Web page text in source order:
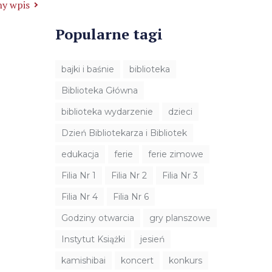
wpis
Popularne tagi
bajki i baśnie
biblioteka
Biblioteka Główna
biblioteka wydarzenie
dzieci
Dzień Bibliotekarza i Bibliotek
edukacja
ferie
ferie zimowe
Filia Nr 1
Filia Nr 2
Filia Nr 3
Filia Nr 4
Filia Nr 6
Godziny otwarcia
gry planszowe
Instytut Książki
jesień
kamishibai
koncert
konkurs